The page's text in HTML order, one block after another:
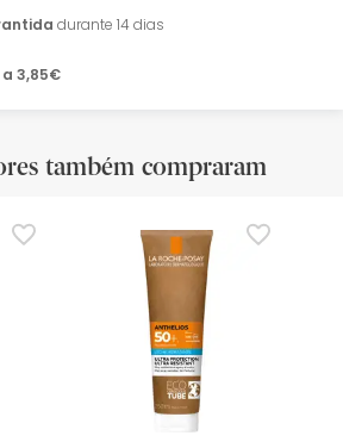
durante 14 dias
a 3,85€
também compraram